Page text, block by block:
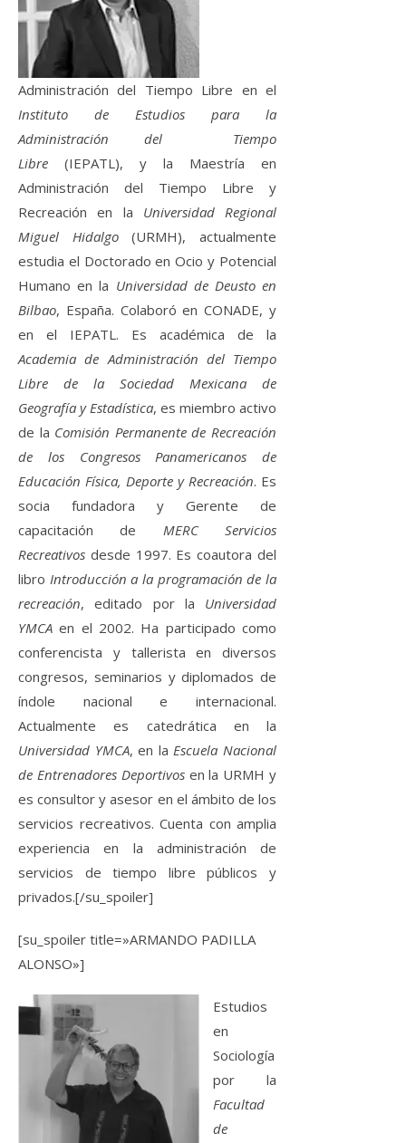
Administración del Tiempo Libre en el
Instituto de Estudios para la
Administración del Tiempo
Libre (IEPATL), y la Maestría en
Administración del Tiempo Libre y
Recreación en la Universidad Regional
Miguel Hidalgo(URMH), actualmente
estudia el Doctorado en Ocio y Potencial
Humano en la Universidad de Deusto en
Bilbao, España. Colaboró en CONADE, y
en el IEPATL. Es académica de la
Academia de Administración del Tiempo
Libre de la Sociedad Mexicana de
Geografía y Estadística, es miembro activo
de la Comisión Permanente de Recreación
de los Congresos Panamericanos de
Educación Física, Deporte y Recreación. Es
socia fundadora y Gerente de
capacitación de MERC Servicios
Recreativos desde 1997. Es coautora del
libro Introducción a la programación de la
recreación, editado por la Universidad
YMCA en el 2002. Ha participado como
conferencista y tallerista en diversos
congresos, seminarios y diplomados de
índole nacional e internacional.
Actualmente es catedrática en la
Universidad YMCA, en laEscuela Nacional
de Entrenadores Deportivosen la URMH y
es consultor y asesor en el ámbito de los
servicios recreativos. Cuenta con amplia
experiencia en la administración de
servicios de tiempo libre públicos y
privados.[/su_spoiler]
[su_spoiler title=»ARMANDO PADILLA
ALONSO»]
Estudios
en
Sociología
por la
Facultad
de